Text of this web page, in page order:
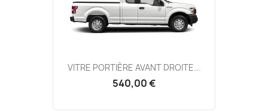
VITRE PORTIÈRE AVANT DROITE...
540,00 €